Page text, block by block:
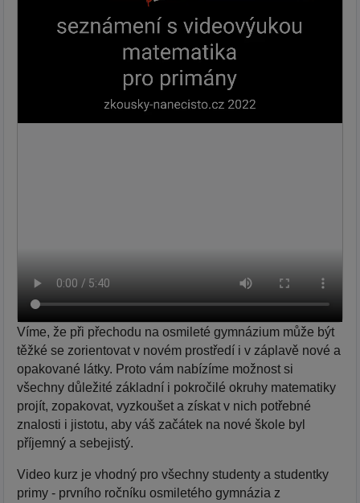
Víme, že při přechodu na osmileté gymnázium může být
těžké se zorientovat v novém prostředí i v záplavě nové a
opakované látky. Proto vám nabízíme možnost si
všechny důležité základní i pokročilé okruhy matematiky
projít, zopakovat, vyzkoušet a získat v nich potřebné
znalosti i jistotu, aby váš začátek na nové škole byl
příjemný a sebejistý.
Video kurz je vhodný pro všechny studenty a studentky
primy - prvního ročníku osmiletého gymnázia z